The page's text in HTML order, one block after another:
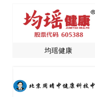
均瑶健康